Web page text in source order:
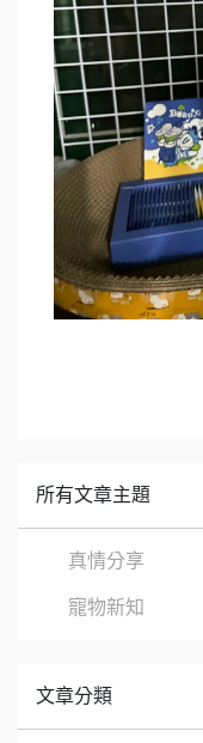
所有文章主題
真情分享
寵物新知
文章分類